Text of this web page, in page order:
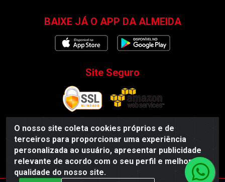
O nosso site coleta cookies próprios e de
terceiros para proporcionar uma experiência
personalizada ao usuário, apresentar publicidade
relevante de acordo com o seu perfil e melhorar a
qualidade do nosso site.
BAIXE JÁ O APP DA ALMEIDA
Site Seguro
Almeida Distribuidor - Rodovia BR 104, S/N, Centro -
Esperança/PB - CEP 58135-000 - CNPJ 35.419.548/0001-55